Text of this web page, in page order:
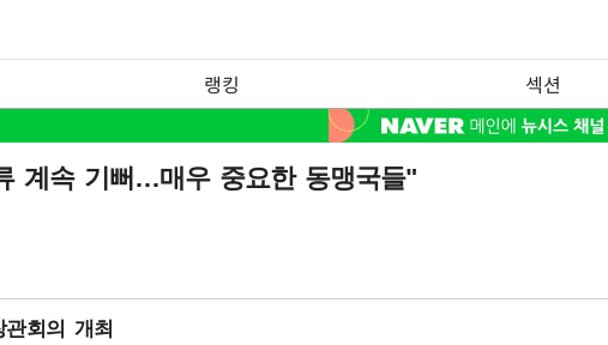
랭킹 섹션
계속 기뻐…매우 중요한 동맹국들"
회의 개최